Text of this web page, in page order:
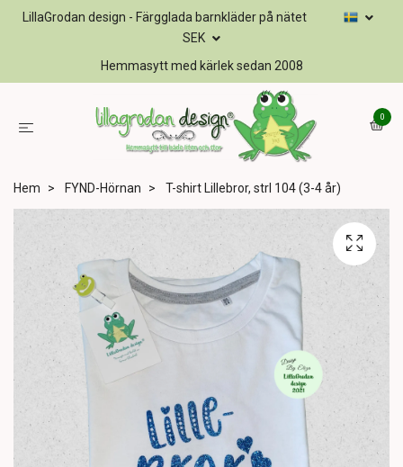
LillaGrodan design - Färgglada barnkläder på nätet
SEK
Hemmasytt med kärlek sedan 2008
0
Hem FYND-Hörnan T-shirt Lillebror, strl 104 (3-4 år)